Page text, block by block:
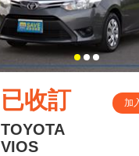
已收訂 加
TOYOTA
VIOS